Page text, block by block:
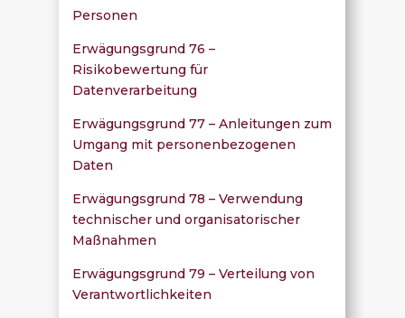
Personen
Erwägungsgrund 76 –
Risikobewertung für
Datenverarbeitung
Erwägungsgrund 77 – Anleitungen zum
Umgang mit personenbezogenen
Daten
Erwägungsgrund 78 – Verwendung
technischer und organisatorischer
Maßnahmen
Erwägungsgrund 79 – Verteilung von
Verantwortlichkeiten